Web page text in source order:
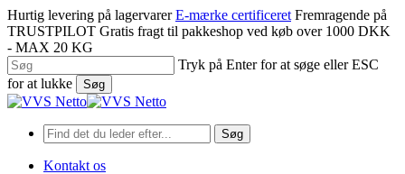
Spring
til
hovedindhold
Hurtig levering på lagervarer E-mærke certificeret Fremragende på
TRUSTPILOT Gratis fragt til pakkeshop ved køb over 1000 DKK
- MAX 20 KG
Tryk på Enter for at søge eller ESC
for at lukke
Søg
Luk
Søg
Kontakt os